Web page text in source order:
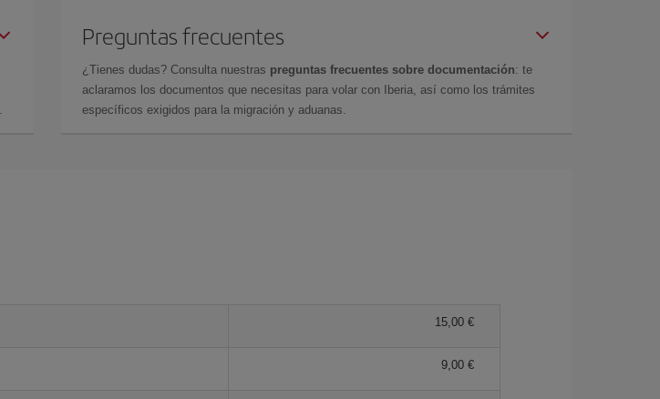
Preguntas frecuentes
¿Tienes dudas? Consulta nuestras preguntas frecuentes sobre documentación: te
aclaramos los documentos que necesitas para volar con Iberia, así como los trámites
específicos exigidos para la migración y aduanas.
15,00 €
9,00 €